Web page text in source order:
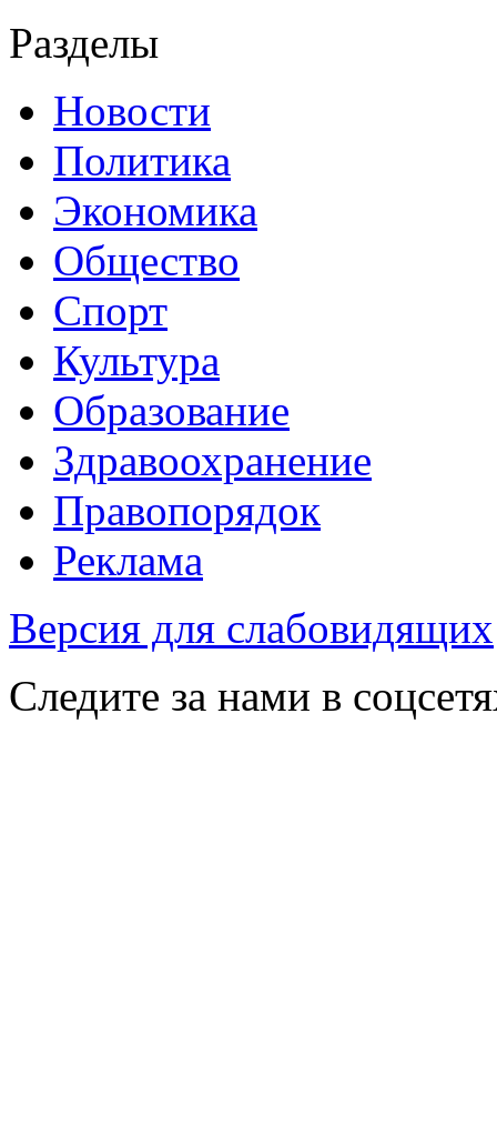
Разделы
Новости
Политика
Экономика
Общество
Спорт
Культура
Образование
Здравоохранение
Правопорядок
Реклама
Версия для слабовидящих
Следите за нами в